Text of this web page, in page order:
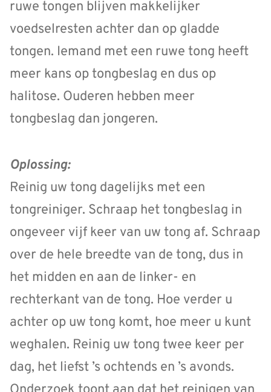
ruwe tongen blijven makkelijker
voedselresten achter dan op gladde
tongen. Iemand met een ruwe tong heeft
meer kans op tongbeslag en dus op
halitose. Ouderen hebben meer
tongbeslag dan jongeren.
Oplossing:
Reinig uw tong dagelijks met een
tongreiniger. Schraap het tongbeslag in
ongeveer vijf keer van uw tong af. Schraap
over de hele breedte van de tong, dus in
het midden en aan de linker- en
rechterkant van de tong. Hoe verder u
achter op uw tong komt, hoe meer u kunt
weghalen. Reinig uw tong twee keer per
dag, het liefst ’s ochtends en ’s avonds.